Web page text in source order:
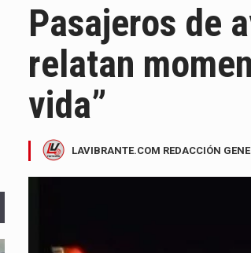
Pasajeros de
relatan
vida”
LAVIBRANTE.COM REDACCIÓN